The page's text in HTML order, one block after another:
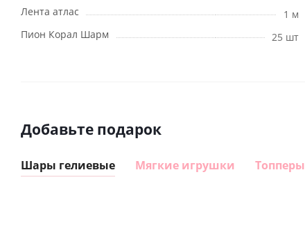
Лента атлас
1 м
Пион Корал Шарм
25 шт
Добавьте подарок
Шары гелиевые Мягкие игрушки Топперы